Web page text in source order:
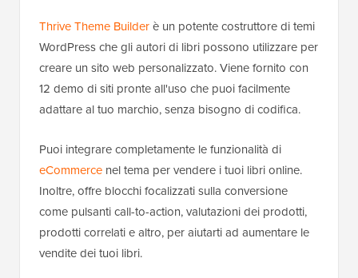
Thrive Theme Builderè un potente costruttore di temi
WordPress che gli autori di libri possono utilizzare per
creare un sito web personalizzato. Viene fornito con
12 demo di siti pronte all'uso che puoi facilmente
adattare al tuo marchio, senza bisogno di codifica.
Puoi integrare completamente le funzionalità di
eCommerce nel tema per vendere i tuoi libri online.
Inoltre, offre blocchi focalizzati sulla conversione
come pulsanti call-to-action, valutazioni dei prodotti,
prodotti correlati e altro, per aiutarti ad aumentare le
vendite dei tuoi libri.